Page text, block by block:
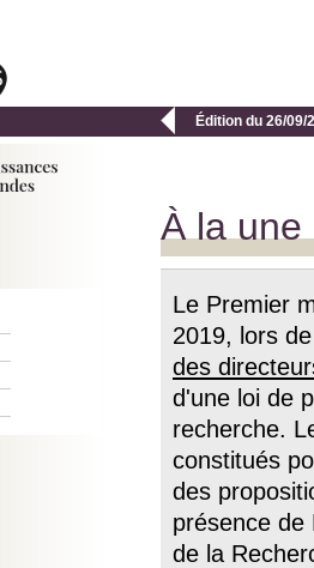
 Édition du 26/09/
À la une
Le Premier
2019, lors
des
d'une loi de
recherche.
constitués
des
présence de
de la